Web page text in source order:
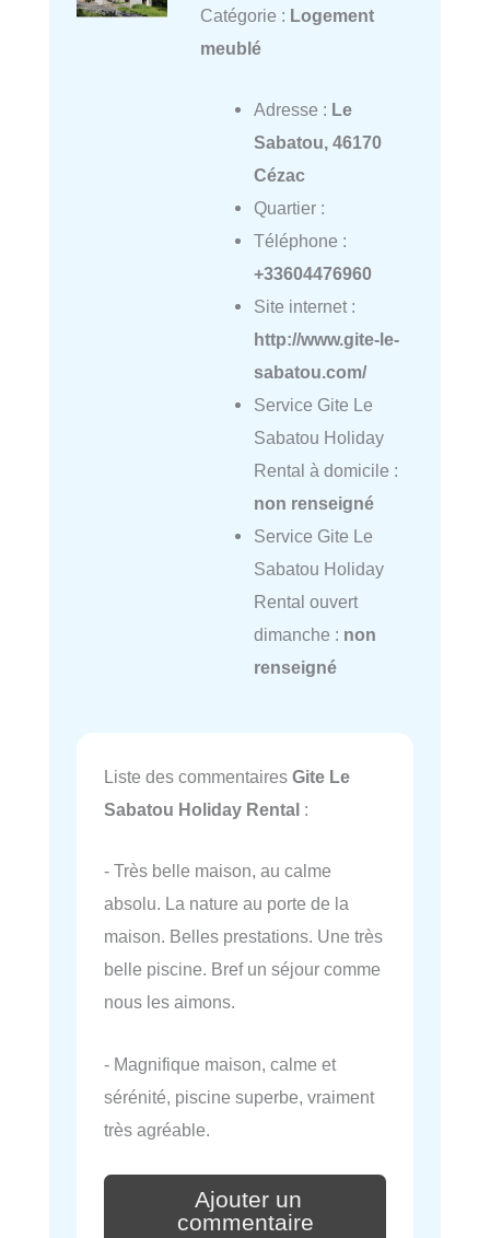
Catégorie : Logement
meublé
Adresse : Le
Sabatou, 46170
Cézac
Quartier :
Téléphone :
+33604476960
Site internet :
http://www.gite-le-
sabatou.com/
Service Gite Le
Sabatou Holiday
Rental à domicile :
non renseigné
Service Gite Le
Sabatou Holiday
Rental ouvert
dimanche : non
renseigné
Liste des commentaires Gite Le
Sabatou Holiday Rental :
- Très belle maison, au calme
absolu. La nature au porte de la
maison. Belles prestations. Une très
belle piscine. Bref un séjour comme
nous les aimons.
- Magnifique maison, calme et
sérénité, piscine superbe, vraiment
très agréable.
Ajouter un
commentaire